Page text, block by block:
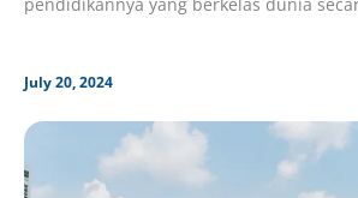
July 20, 2024